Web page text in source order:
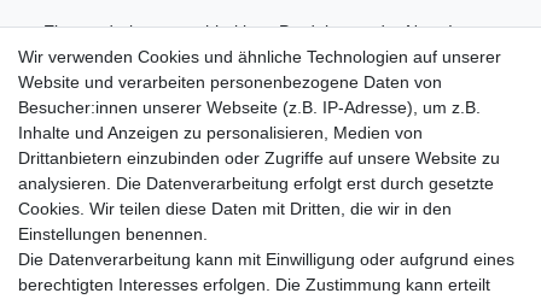
Ein wunderbares nachhaltiges Produkt aus der Natur!
Informationen
Zahlungsmöglichkeiten
Versandinformationen
Kontakt
Wiederverkäufer / Händler
Social Media
Facebook
Instagram
Wir verwenden Cookies und ähnliche Technologien auf unserer
Website und verarbeiten personenbezogene Daten von
Besucher:innen unserer Webseite (z.B. IP-Adresse), um z.B.
Inhalte und Anzeigen zu personalisieren, Medien von
Drittanbietern einzubinden oder Zugriffe auf unsere Website zu
analysieren. Die Datenverarbeitung erfolgt erst durch gesetzte
Cookies. Wir teilen diese Daten mit Dritten, die wir in den
Einstellungen benennen.
Die Datenverarbeitung kann mit Einwilligung oder aufgrund eines
berechtigten Interesses erfolgen. Die Zustimmung kann erteilt